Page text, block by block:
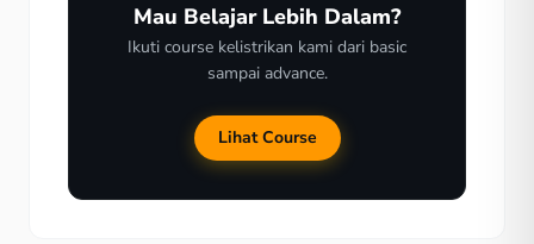
Mau Belajar Lebih Dalam?
Ikuti course kelistrikan kami dari basic
sampai advance.
Lihat Course